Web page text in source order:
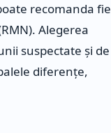
recomanda fie
Alegerea
suspectate și de
diferențe,